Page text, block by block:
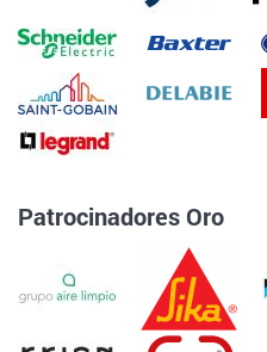
Patrocinadores Oro